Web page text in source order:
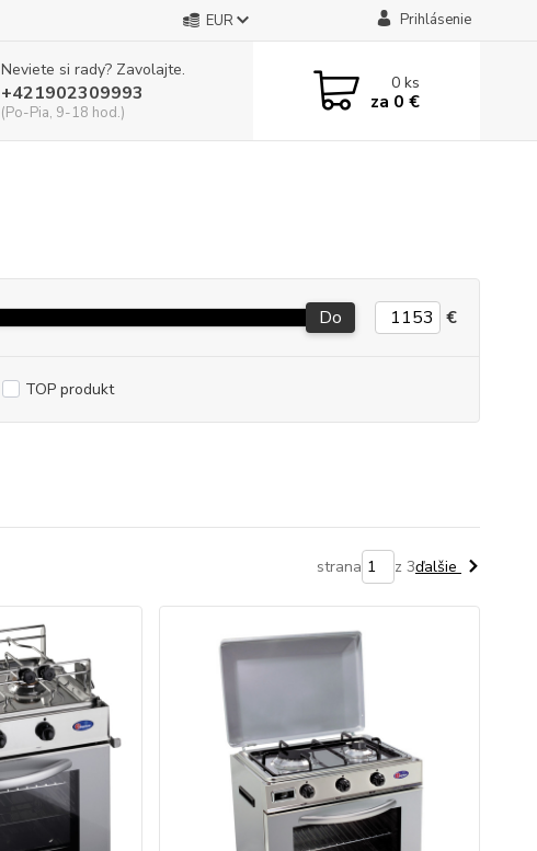
EUR Prihlásenie
Neviete si rady? Zavolajte.
+421902309993
(Po-Pia, 9-18 hod.)
0ks
za 0 €
Do €
TOP produkt
strana z 3ďalšie